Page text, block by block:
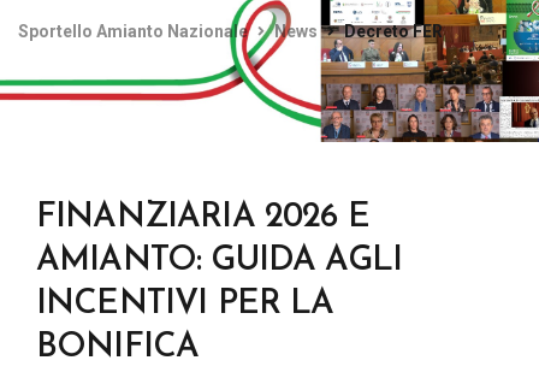
Sportello Amianto Nazionale News Decreto FER
FINANZIARIA 2026 E
AMIANTO: GUIDA AGLI
INCENTIVI PER LA
BONIFICA